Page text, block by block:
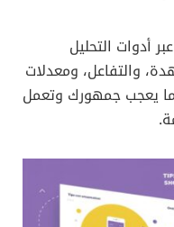
للاستفادة من
على صناع
العلامات التجارية
للوصول إلى
العملية: